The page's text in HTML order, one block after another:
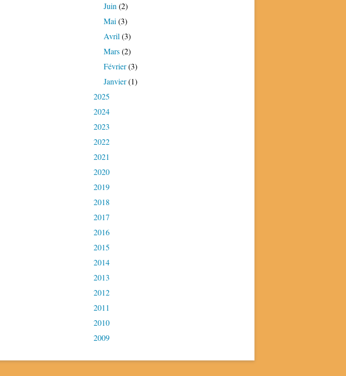
Juin (2)
Mai (3)
Avril (3)
Mars(2)
Février(3)
Janvier(1)
2025
2024
2023
2022
2021
2020
2019
2018
2017
2016
2015
2014
2013
2012
2011
2010
2009